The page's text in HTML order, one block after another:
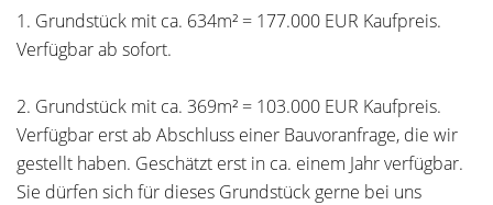
1. Grundstück mit ca. 634m² = 177.000 EUR Kaufpreis.
Verfügbar ab sofort.
2. Grundstück mit ca. 369m² = 103.000 EUR Kaufpreis.
Verfügbar erst ab Abschluss einer Bauvoranfrage, die wir
gestellt haben. Geschätzt erst in ca. einem Jahr verfügbar.
Sie dürfen sich für dieses Grundstück gerne bei uns